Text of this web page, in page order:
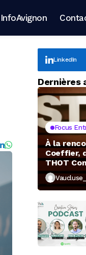
InfoAvignon
LinkedIn
Dernières
Focus
À la
Coeffier,
THOT